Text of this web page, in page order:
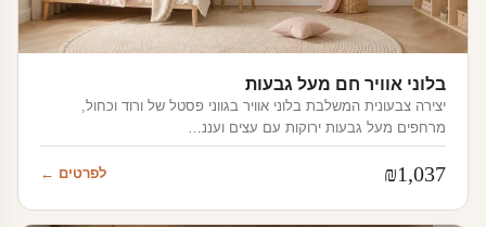
בלוני אוויר חם מעל גבעות
יצירה צבעונית המשלבת בלוני אוויר בגווני פסטל של ורוד וכחול,
מרחפים מעל גבעות ירוקות עם עצים ועננ…
₪1,037 לפרטים ←